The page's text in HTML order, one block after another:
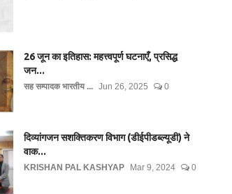
26 जून का इतिहास: महत्त्वपूर्ण घटनाएँ, प्रसिद्ध
जन...
सह सम्पादक भारतीय ... Jun 26, 2025 0
दिव्यांगजन सशक्तिकरण विभाग (डीईपीडब्ल्यूडी) ने
वाक...
KRISHAN PAL KASHYAP Mar 9, 2024 0